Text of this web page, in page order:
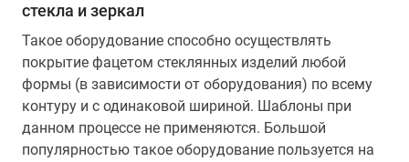
стекла и зеркал
Такое оборудование способно осуществлять
покрытие фацетом стеклянных изделий любой
формы (в зависимости от оборудования) по всему
контуру и с одинаковой шириной. Шаблоны при
данном процессе не применяются. Большой
популярностью такое оборудование пользуется на